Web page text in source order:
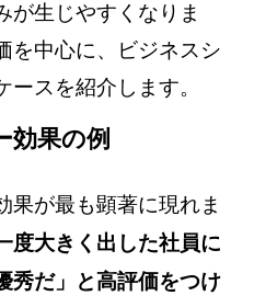
が生じやすくなりま
を中心に、ビジネスシ
スを紹介します。
効果の例
果が最も顕著に現れま
度大きく出した社員に
秀だ」と高評価をつけ